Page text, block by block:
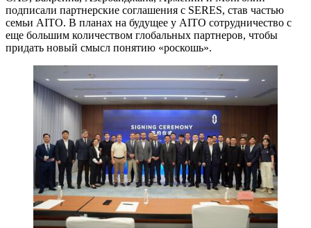
подписали партнерские соглашения с SERES, став частью
семьи AITO. В планах на будущее у AITO сотрудничество с
еще большим количеством глобальных партнеров, чтобы
придать новый смысл понятию «роскошь».